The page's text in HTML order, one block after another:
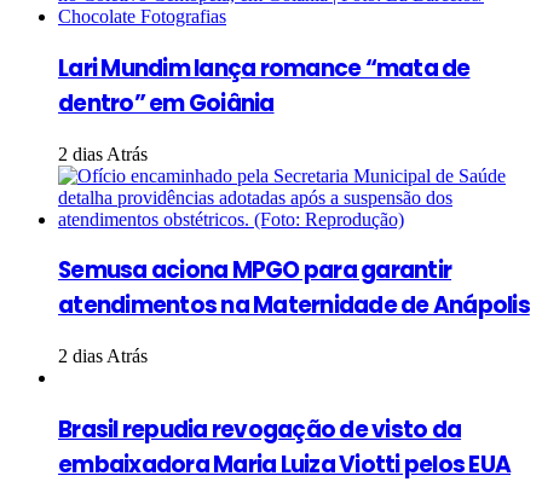
Lari Mundim lança romance “mata de
dentro” em Goiânia
2 dias Atrás
Semusa aciona MPGO para garantir
atendimentos na Maternidade de Anápolis
2 dias Atrás
Brasil repudia revogação de visto da
embaixadora Maria Luiza Viotti pelos EUA